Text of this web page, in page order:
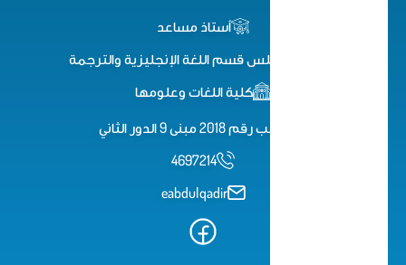
أستاذ مساعد
عضو مجلس قسم اللغة الإنجليزية والترجمة
كلية اللغات وعلومها
مكتب رقم 2018 مبنى 9 الدور الثاني
4697214
eabdulqadir